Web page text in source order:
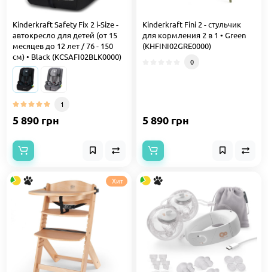
Kinderkraft Safety Fix 2 i-Size -
автокресло для детей (от 15
месяцев до 12 лет / 76 - 150
см) • Black (KCSAFI02BLK0000)
1
5 890 грн
Kinderkraft Fini 2 - стульчик
для кормления 2 в 1 • Green
(KHFINI02GRE0000)
0
5 890 грн
Хит